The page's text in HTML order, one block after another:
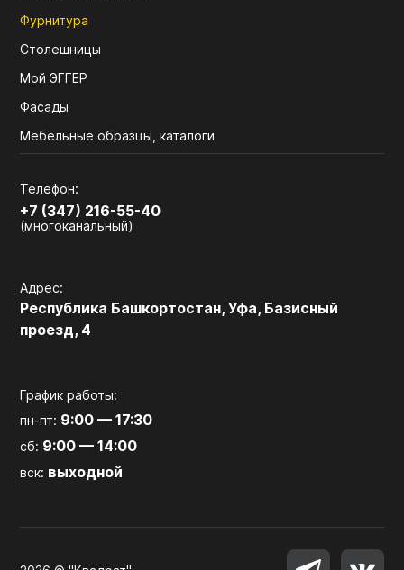
Фурнитура
Столешницы
Мой ЭГГЕР
Фасады
Мебельные образцы, каталоги
Телефон:
+7 (347) 216-55-40
(многоканальный)
Адрес:
Республика Башкортостан, Уфа, Базисный
проезд, 4
График работы:
пн-пт: 9:00 — 17:30
сб: 9:00 — 14:00
вск: выходной